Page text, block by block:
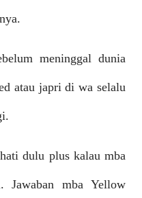
meninggal dunia
atau japri di wa selalu
dulu plus kalau mba
Jawaban mba Yellow